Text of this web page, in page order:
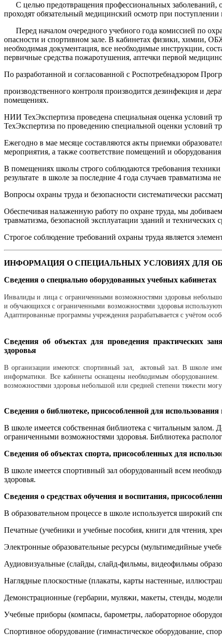
С целью предотвращения профессиональных заболеваний,
проходят обязательный медицинский осмотр при
Перед началом очередного учебного года комиссией по
опасности и спортивном зале. В кабинетах физики, химии,
необходимая документация, все необходимые инструкции,
первичные средства пожаротушения, аптечки первой
По разработанной и согласованной с Роспотребнадзором
производственного контроля производится дезинфекция и
помещениях.
НИИ ТехЭкспертиза проведена специальная оценка условий
ТехЭкспертиза по проведению специальной оценки условий
Ежегодно в мае месяце составляются акты приемки
мероприятия, а также соответствие помещений и
В помещениях школы строго соблюдаются требования
результате в школе за последние 4 года случаев травматизма
Вопросы охраны труда и безопасности систематически
Обеспечивая налаженную работу по охране труда, мы
травматизма, безопасной эксплуатации зданий и
Строгое соблюдение требований охраны труда является
ИНФОРМАЦИЯ О СПЕЦИАЛЬНЫХ УСЛОВИЯХ ДЛЯ
Сведения о специально оборудованных учебных кабинетах
Инвалиды и лица с ограниченными возможностями здоровья
и обучающихся с ограниченными возможностями здоровья
Адаптированные программы учреждения разрабатывается с учётом
Сведения об объектах для проведения практических
здоровья
В организации имеются: спортивный зал, актовый зал. В школе
информатики. Все кабинеты оснащены необходимым
возможностями здоровья небольшой или средней степени тяжести
Сведения о библиотеке, присособленной для
В школе имеется собственная библиотека с читальным залом.
ограниченными возможностями здоровья. Библиотека
Сведения об объектах спорта, присособленных для
В школе имеется спортивный зал оборудованный всем
здоровья.
Сведения о средствах обучения и воспитания,
В образовательном процессе в школе используется широкий
Печатные (учебники и учебные пособия, книги для чтения,
Электронные образовательные ресурсы (мультимедийные
Аудиовизуальные (слайды, слайд-фильмы, видеофильмы
Наглядные плоскостные (плакаты, карты настенные,
Демонстрационные (гербарии, муляжи, макеты, стенды,
Учебные приборы (компасы, барометры, лабораторное
Спортивное оборудование (гимнастическое оборудование,